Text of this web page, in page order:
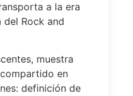
a la era
Rock and
muestra
en
definición de